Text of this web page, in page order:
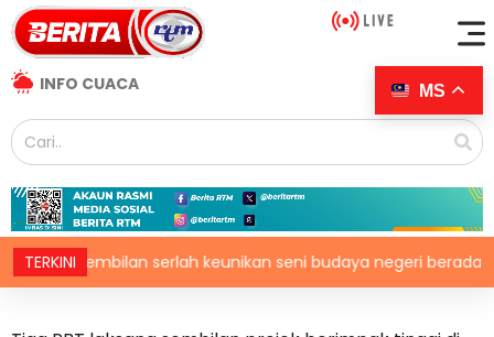
INFO CUACA
TERKINI serlah keunikan seni budaya negeri beradat
MS